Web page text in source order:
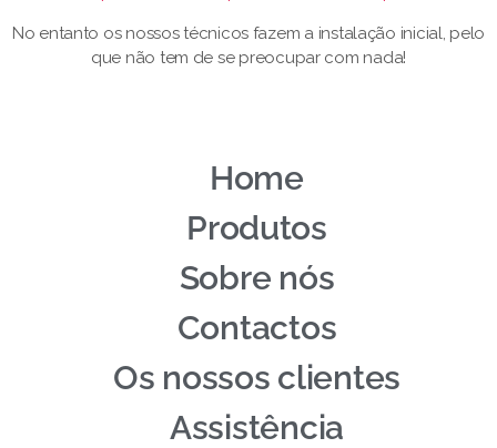
No entanto os nossos técnicos fazem a instalação inicial, pelo
que não tem de se preocupar com nada!
Home
Produtos
Sobre nós
Contactos
Os nossos clientes
Assistência